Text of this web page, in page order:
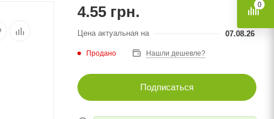
4.55 грн.
Цена актуальная на 07.08.26
Продано Нашли дешевле?
Подписаться
0